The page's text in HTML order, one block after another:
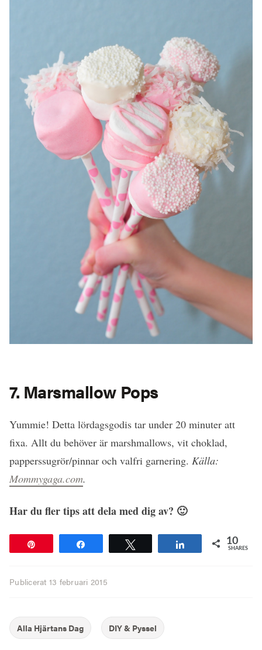
7. Marsmallow Pops
Yummie! Detta lördagsgodis tar under 20 minuter att
fixa. Allt du behöver är marshmallows, vit choklad,
papperssugrör/pinnar och valfri garnering. Källa:
Mommygaga.com.
Har du fler tips att dela med dig av? 🙂
Share 10
SHARES
Publicerat 13 februari 2015